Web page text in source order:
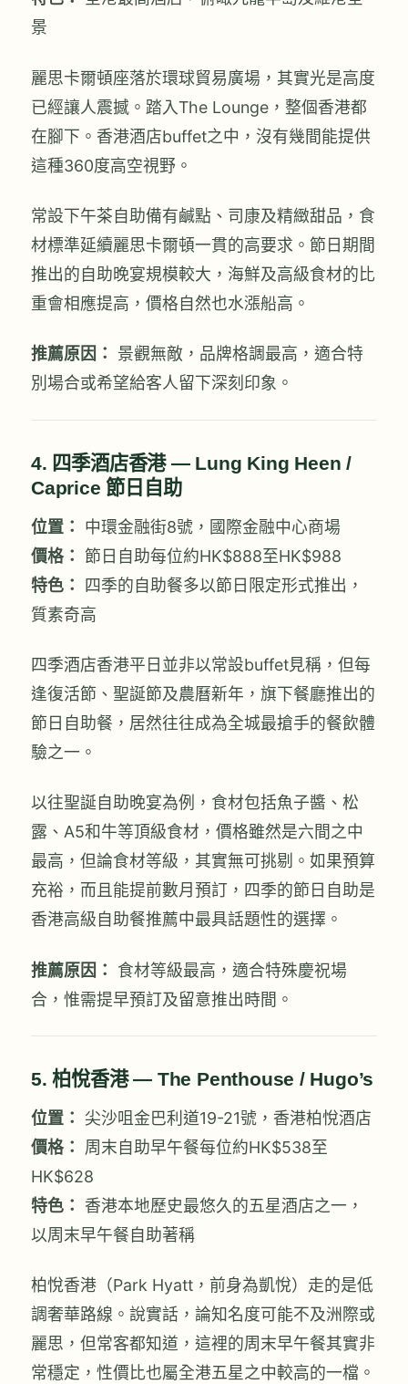
景
麗思卡爾頓座落於環球貿易廣場，其實光是高度
已經讓人震撼。踏入The Lounge，整個香港都
在腳下。香港酒店buffet之中，沒有幾間能提供
這種360度高空視野。
常設下午茶自助備有鹹點、司康及精緻甜品，食
材標準延續麗思卡爾頓一貫的高要求。節日期間
推出的自助晚宴規模較大，海鮮及高級食材的比
重會相應提高，價格自然也水漲船高。
推薦原因：
景觀無敵，品牌格調最高，適合特
別場合或希望給客人留下深刻印象。
4. 四季酒店香港 — Lung King Heen /
Caprice 節日自助
位置：
中環金融街8號，國際金融中心商場
價格：
節日自助每位約HK$888至HK$988
特色：
四季的自助餐多以節日限定形式推出，
質素奇高
四季酒店香港平日並非以常設buffet見稱，但每
逢復活節、聖誕節及農曆新年，旗下餐廳推出的
節日自助餐，居然往往成為全城最搶手的餐飲體
驗之一。
以往聖誕自助晚宴為例，食材包括魚子醬、松
露、A5和牛等頂級食材，價格雖然是六間之中
最高，但論食材等級，其實無可挑剔。如果預算
充裕，而且能提前數月預訂，四季的節日自助是
香港高級自助餐推薦中最具話題性的選擇。
推薦原因：
食材等級最高，適合特殊慶祝場
合，惟需提早預訂及留意推出時間。
5. 柏悅香港 — The Penthouse / Hugo’s
位置：
尖沙咀金巴利道19-21號，香港柏悅酒店
價格：
周末自助早午餐每位約HK$538至
HK$628
特色：
香港本地歷史最悠久的五星酒店之一，
以周末早午餐自助著稱
柏悅香港（Park Hyatt，前身為凱悅）走的是低
調奢華路線。說實話，論知名度可能不及洲際或
麗思，但常客都知道，這裡的周末早午餐其實非
常穩定，性價比也屬全港五星之中較高的一檔。